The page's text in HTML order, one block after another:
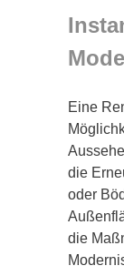
Eine
die
oder
die